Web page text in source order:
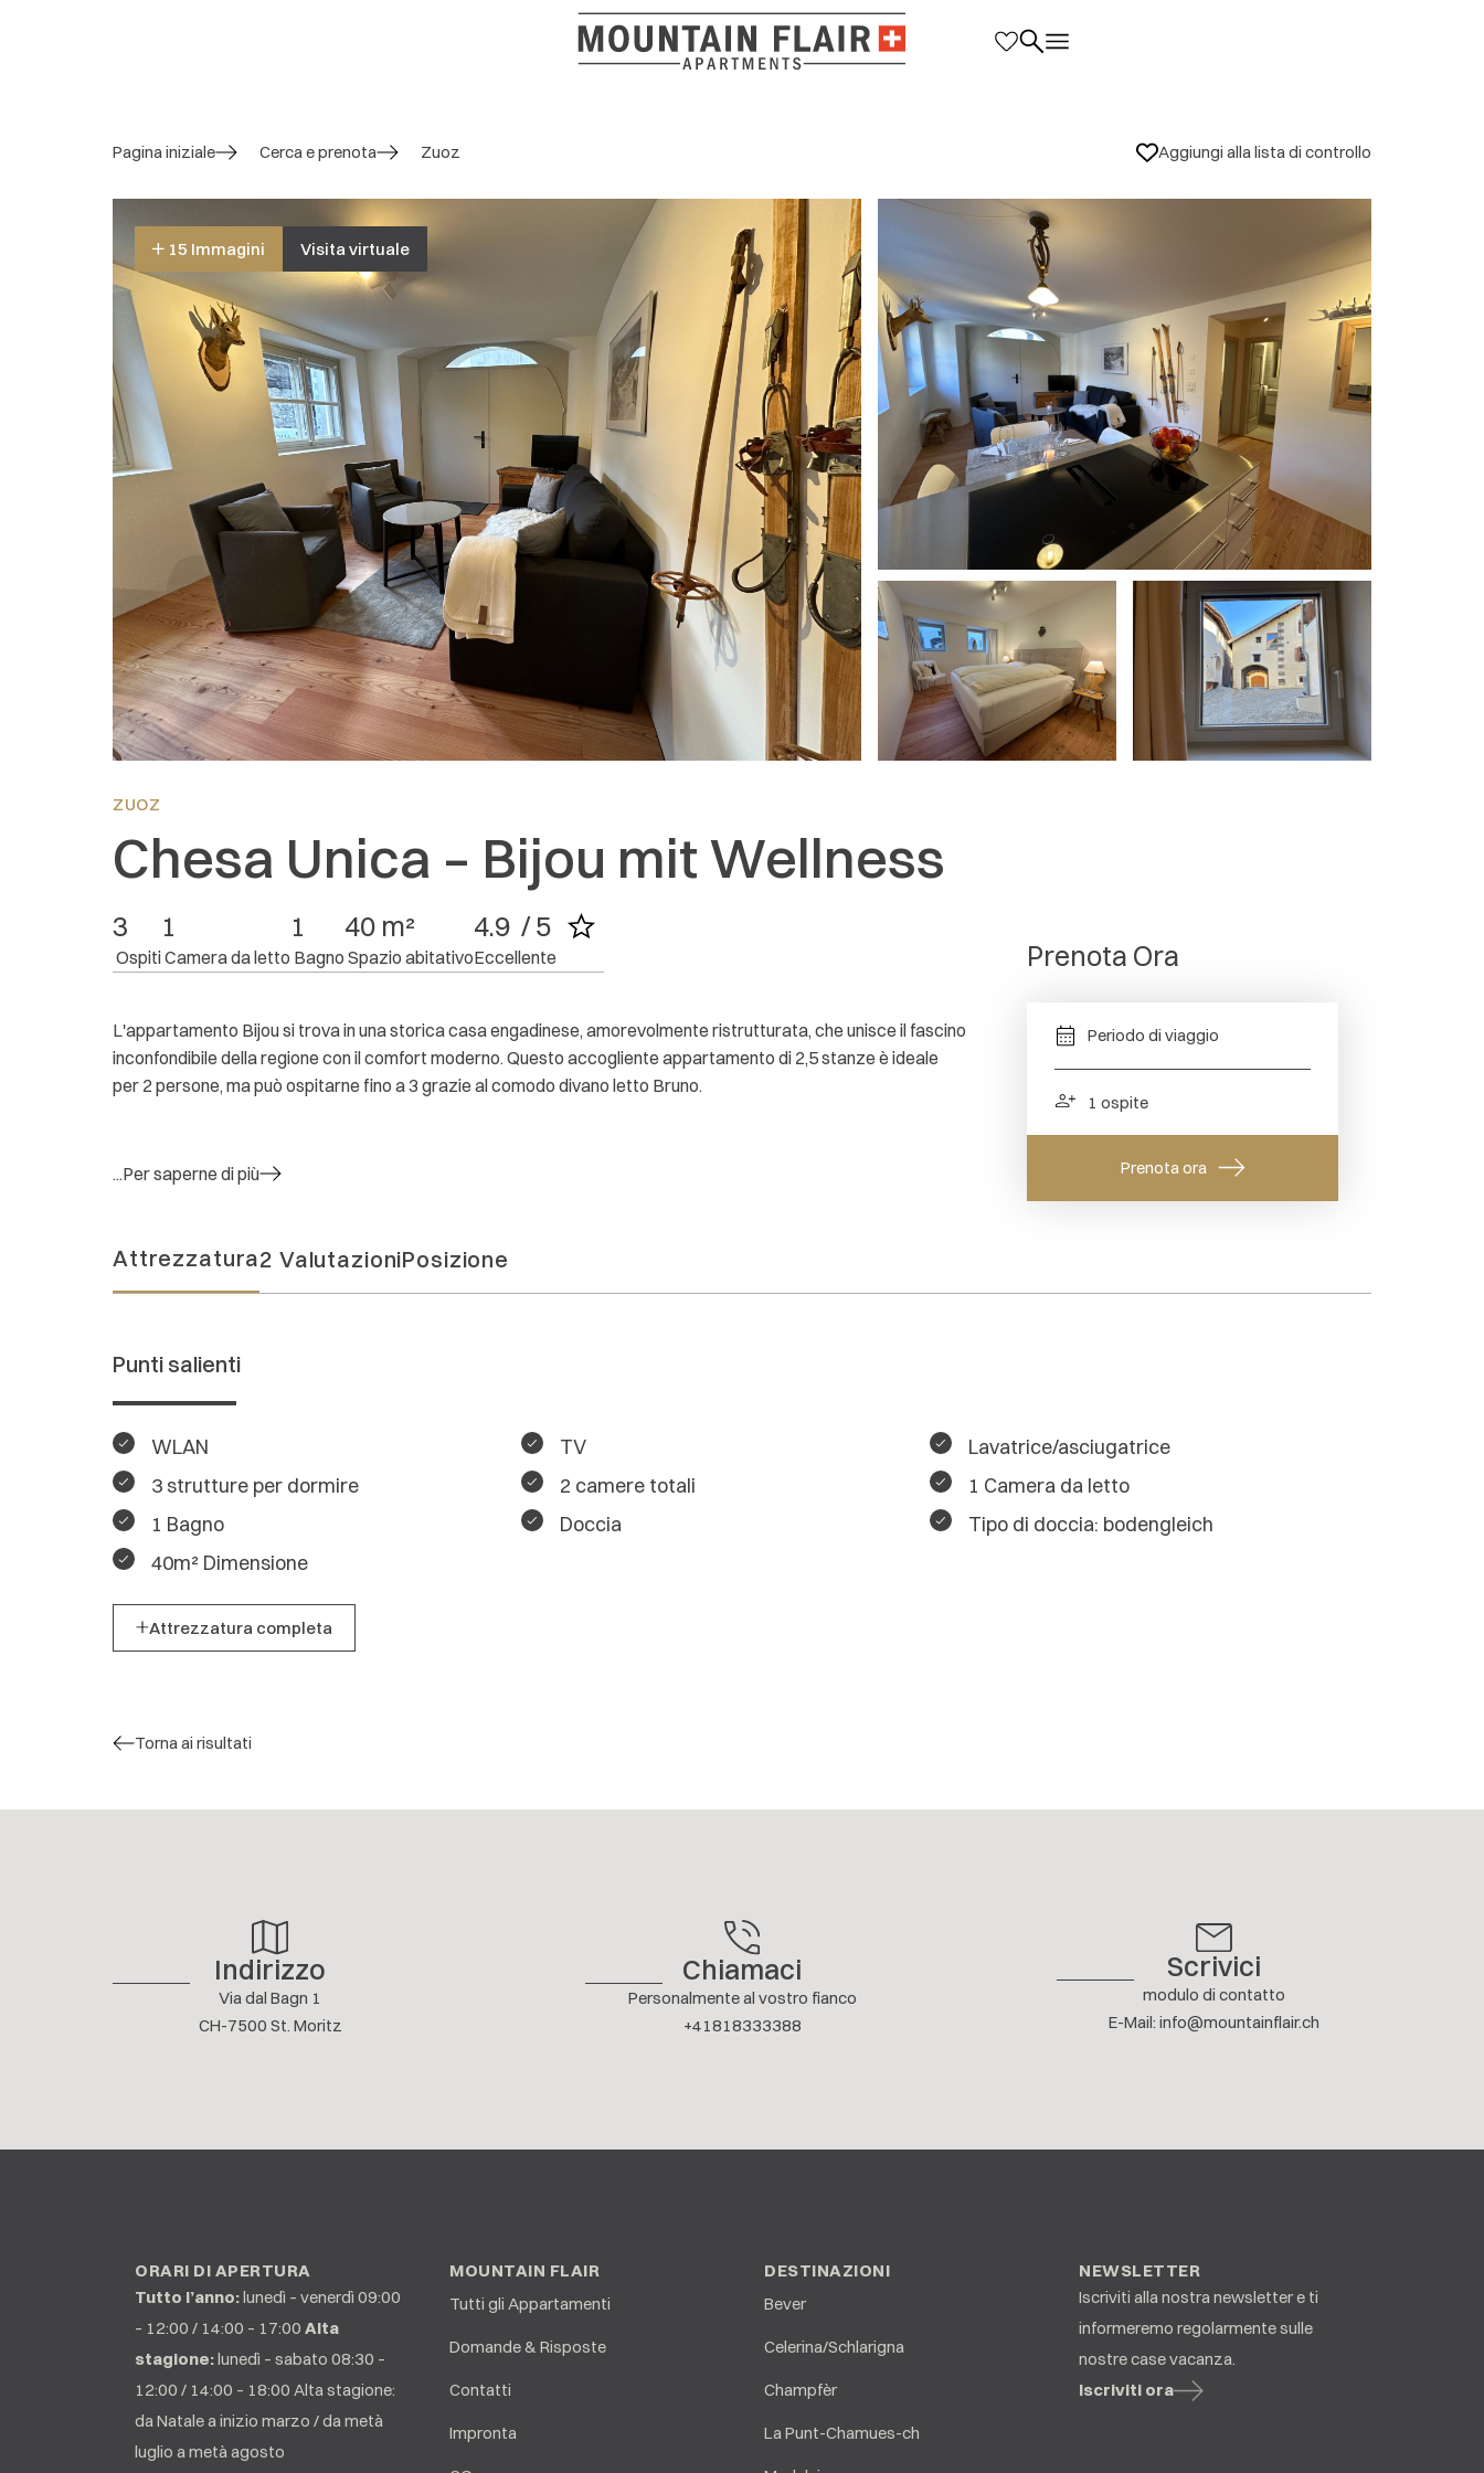
Pagina iniziale Cerca e prenota Zuoz Aggiungi alla lista di controllo
15 Immagini Visita virtuale
ZUOZ
Chesa Unica – Bijou mit Wellness
3
Ospiti
1
Camera da letto
1
Bagno
40 m²
Spazio abitativo
4.9  / 5
Eccellente
L'appartamento Bijou si trova in una storica casa engadinese, amorevolmente ristrutturata, che unisce il fascino
inconfondibile della regione con il comfort moderno. Questo accogliente appartamento di 2,5 stanze è ideale
per 2 persone, ma può ospitarne fino a 3 grazie al comodo divano letto Bruno.
...Per saperne di più
Prenota Ora
Attrezzatura2 ValutazioniPosizione
Punti salienti
WLAN TV
Lavatrice/asciugatrice
3 strutture per dormire
2 camere totali
1 Camera da letto
1 Bagno
Doccia
Tipo di doccia: bodengleich
40m² Dimensione
Attrezzatura completa
4.9 / 5
Valutazione complessiva
2 Valutazioni
Impressione generale:5
Posizione:5
Attrezzatura:5
Prezzo/prestazioni:4.5
Top eingerichtete, sehr werthaltige Ferienwohnung mit eigenem Spa/Wellness und Fitnessbereich.
Hammer!!!! Super Lage im absolut ruhigen Dorfkern von Zuoz. Gastro, Bäckerei, Metzgerei,
Lebensmittel fußläufig erreichbar. Idealer Ausgangspunkt für Wanderungen, Radtouren etc. im
schönen Engadin. Check in/-out easy. Sehr sympathischer Eigentümer wohnt auch im Haus und ist
gut per whatsapp erreichbar und sehr hilfsbereit. Sehr gerne wieder!
AGOSTO 2025 Mostra risposta
Posizione e informazioni locali
ADRESSE
Chauntaluf 16
7524 Zuoz
Torna ai risultati
Indirizzo
Via dal Bagn 1
CH-7500 St. Moritz
Chiamaci
Personalmente al vostro fianco
+41818333388
Scrivici
modulo di contatto
E-Mail: info@mountainflair.ch
ORARI DI APERTURA
Tutto l’anno:lunedì – venerdì 09:00
– 12:00 / 14:00 – 17:00 Alta
stagione:lunedì – sabato 08:30 –
12:00 / 14:00 – 18:00 Alta stagione:
da Natale a inizio marzo / da metà
luglio a metà agosto
MOUNTAIN FLAIR
Tutti gli Appartamenti
Domande & Risposte
Contatti
Impronta
DESTINAZIONI
Bever
Celerina/Schlarigna
Champfèr
La Punt-Chamues-ch
NEWSLETTER
Iscriviti alla nostra newsletter e ti
informeremo regolarmente sulle
nostre case vacanza.
Iscriviti ora